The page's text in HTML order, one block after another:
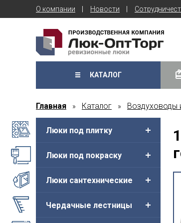
О компании Новости
КАТАЛОГ
Главная » Каталог » Воздуховоды
Люки под плитку
Люки под покраску
Люки сантехнические
Чердачные лестницы